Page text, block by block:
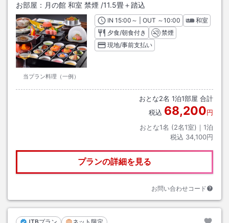
お部屋： 月の館 和室 禁煙 /11.5畳＋踏込
当プラン料理（一例）
INチェックイン
15:00 ～ | OUT チェックアウト
～10:00
和室
夕食/朝食付き
禁煙
現地/事前支払い
おとな2名 1泊1部屋 合計
税込 68,200円
おとな1名 (2名1室)｜ 1泊
税込 34,100円
プランの詳細を見る
お問い合わせコード